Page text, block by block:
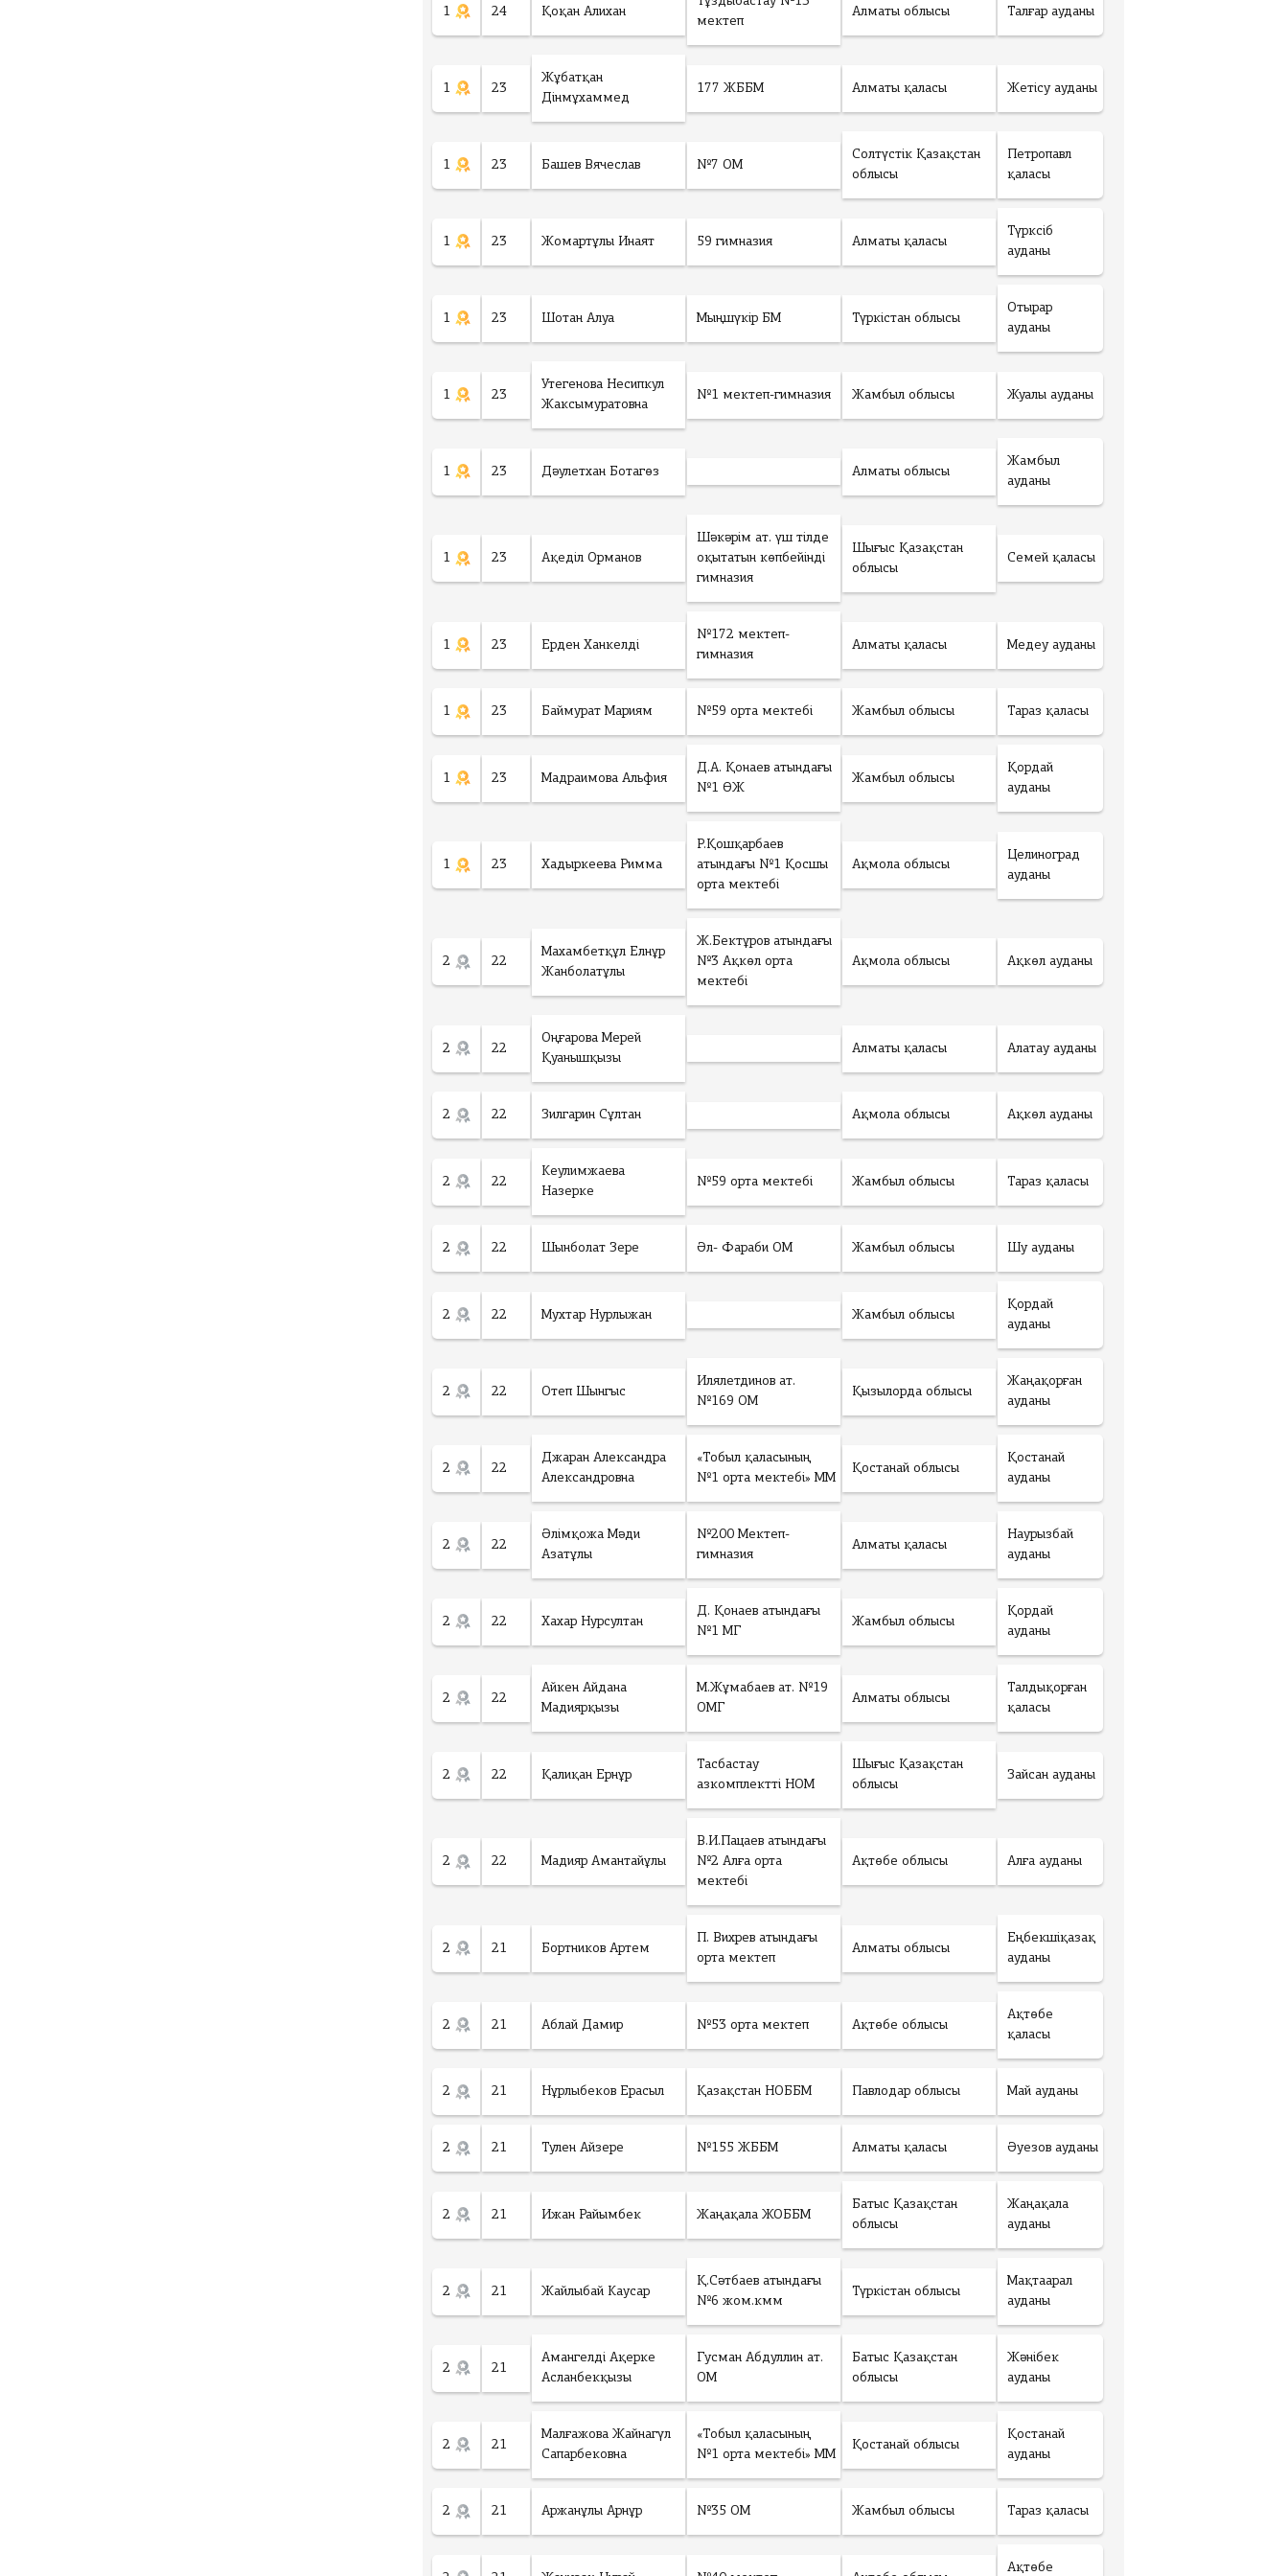
1 24 Қоқан Алихан
мектеп
Алматы облысы Талғар ауданы
1 23
Жұбатқан
Дінмұхаммед
177 ЖББМ Алматы қаласы Жетісу ауданы
1 23 Башев Вячеслав №7 ОМ
Солтүстік Қазақстан
облысы
Петропавл
қаласы
1 23 Жомартұлы Инаят 59 гимназия Алматы қаласы
Түрксіб
ауданы
1 23 Шотан Алуа Мыңшүкір БМ Түркістан облысы
Отырар
ауданы
1 23
Утегенова Несипкул
Жаксымуратовна
№1 мектеп-гимназия Жамбыл облысы Жуалы ауданы
1 23 Дәулетхан Ботагөз Алматы облысы
Жамбыл
ауданы
1 23 Ақеділ Орманов
Шәкәрім ат. үш тілде
оқытатын көпбейінді
гимназия
Шығыс Қазақстан
облысы
Семей қаласы
1 23 Ерден Ханкелді
№172 мектеп-
гимназия
Алматы қаласы Медеу ауданы
1 23 Баймурат Мариям №59 орта мектебі Жамбыл облысы Тараз қаласы
1 23 Мадраимова Альфия
Д.А. Қонаев атындағы
№1 ӨЖ
Жамбыл облысы
Қордай
ауданы
1 23 Хадыркеева Римма
Р.Қошқарбаев
атындағы №1 Қосшы
орта мектебі
Ақмола облысы
Целиноград
ауданы
2 22
Махамбетқұл Елнұр
Жанболатұлы
Ж.Бектұров атындағы
№3 Ақкөл орта
мектебі
Ақмола облысы Ақкөл ауданы
2 22
Оңғарова Мерей
Қуанышқызы
Алматы қаласы Алатау ауданы
2 22 Зилгарин Сұлтан Ақмола облысы Ақкөл ауданы
2 22
Кеулимжаева
Назерке
№59 орта мектебі Жамбыл облысы Тараз қаласы
2 22 Шынболат Зере Әл- Фараби ОМ Жамбыл облысы Шу ауданы
2 22 Мухтар Нурлыжан Жамбыл облысы
Қордай
ауданы
2 22 Отеп Шынгыс
Илялетдинов ат.
№169 ОМ
Қызылорда облысы
Жаңақорған
ауданы
2 22
Джаран Александра
Александровна
«Тобыл қаласының
№1 орта мектебі» ММ
Қостанай облысы
Қостанай
ауданы
2 22
Әлімқожа Мәди
Азатұлы
№200 Мектеп-
гимназия
Алматы қаласы
Наурызбай
ауданы
2 22 Хахар Нурсултан
Д. Қонаев атындағы
№1 МГ
Жамбыл облысы
Қордай
ауданы
2 22
Айкен Айдана
Мадиярқызы
М.Жұмабаев ат. №19
ОМГ
Алматы облысы
Талдықорған
қаласы
2 22 Қалиқан Ернұр
Тасбастау
азкомплектті НОМ
Шығыс Қазақстан
облысы
Зайсан ауданы
2 22 Мадияр Амантайұлы
В.И.Пацаев атындағы
№2 Алға орта
мектебі
Ақтөбе облысы Алға ауданы
2 21 Бортников Артем
П. Вихрев атындағы
орта мектеп
Алматы облысы
Еңбекшіқазақ
ауданы
2 21 Аблай Дамир №53 орта мектеп Ақтөбе облысы
Ақтөбе
қаласы
2 21 Нұрлыбеков Ерасыл Қазақстан НОББМ Павлодар облысы Май ауданы
2 21 Тулен Айзере №155 ЖББМ Алматы қаласы Әуезов ауданы
2 21 Ижан Райымбек Жаңақала ЖОББМ
Батыс Қазақстан
облысы
Жаңақала
ауданы
2 21 Жайлыбай Каусар
Қ.Сәтбаев атындағы
№6 жом.кмм
Түркістан облысы
Мақтаарал
ауданы
2 21
Амангелді Ақерке
Асланбекқызы
Гусман Абдуллин ат.
ОМ
Батыс Қазақстан
облысы
Жәнібек
ауданы
2 21
Малғажова Жайнагүл
Сапарбековна
«Тобыл қаласының
№1 орта мектебі» ММ
Қостанай облысы
Қостанай
ауданы
2 21 Аржанұлы Арнұр №35 ОМ Жамбыл облысы Тараз қаласы
Ақтөбе